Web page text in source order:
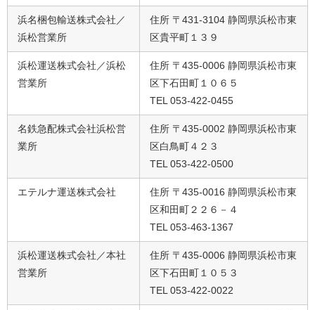
浜名梱包輸送株式会社／
浜松営業所
住所 〒431-3104 静岡県浜松市東
区貴平町１３９
浜松運送株式会社／浜松
営業所
住所 〒435-0006 静岡県浜松市東
区下石田町１０６５
TEL 053-422-0455
名鉄急配株式会社浜松営
業所
住所 〒435-0002 静岡県浜松市東
区白鳥町４２３
TEL 053-422-0500
エテルナ運送株式会社
住所 〒435-0016 静岡県浜松市東
区和田町２２６－４
TEL 053-463-1367
浜松運送株式会社／本社
営業所
住所 〒435-0006 静岡県浜松市東
区下石田町１０５３
TEL 053-422-0022